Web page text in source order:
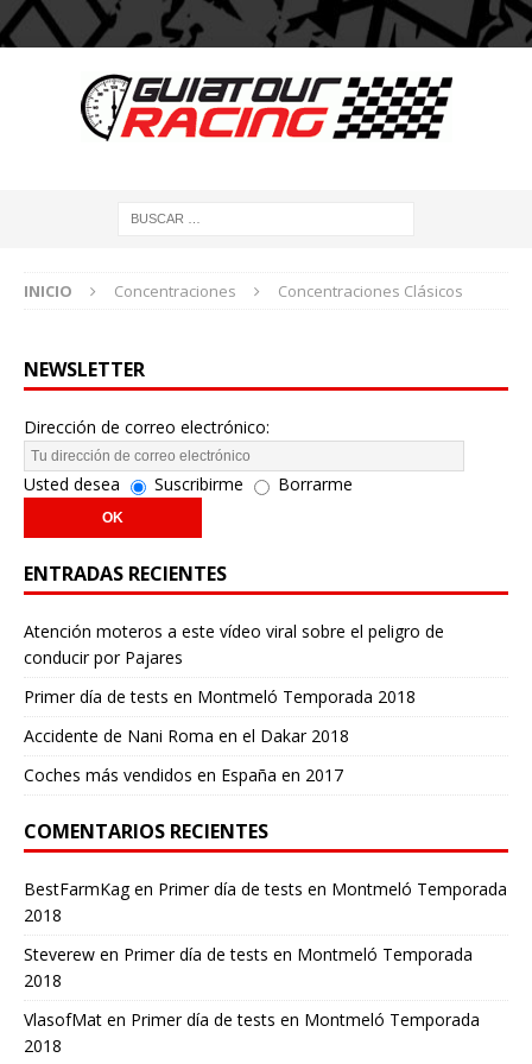
INICIO Concentraciones Concentraciones Clásicos
NEWSLETTER
Dirección de correo electrónico:
Usted desea Suscribirme Borrarme
ENTRADAS RECIENTES
Atención moteros a este vídeo viral sobre el peligro de
conducir por Pajares
Primer día de tests en Montmeló Temporada 2018
Accidente de Nani Roma en el Dakar 2018
Coches más vendidos en España en 2017
COMENTARIOS RECIENTES
BestFarmKagen Primer día de tests en Montmeló Temporada
2018
Steverew en Primer día de tests en Montmeló Temporada
2018
VlasofMat en Primer día de tests en Montmeló Temporada
2018